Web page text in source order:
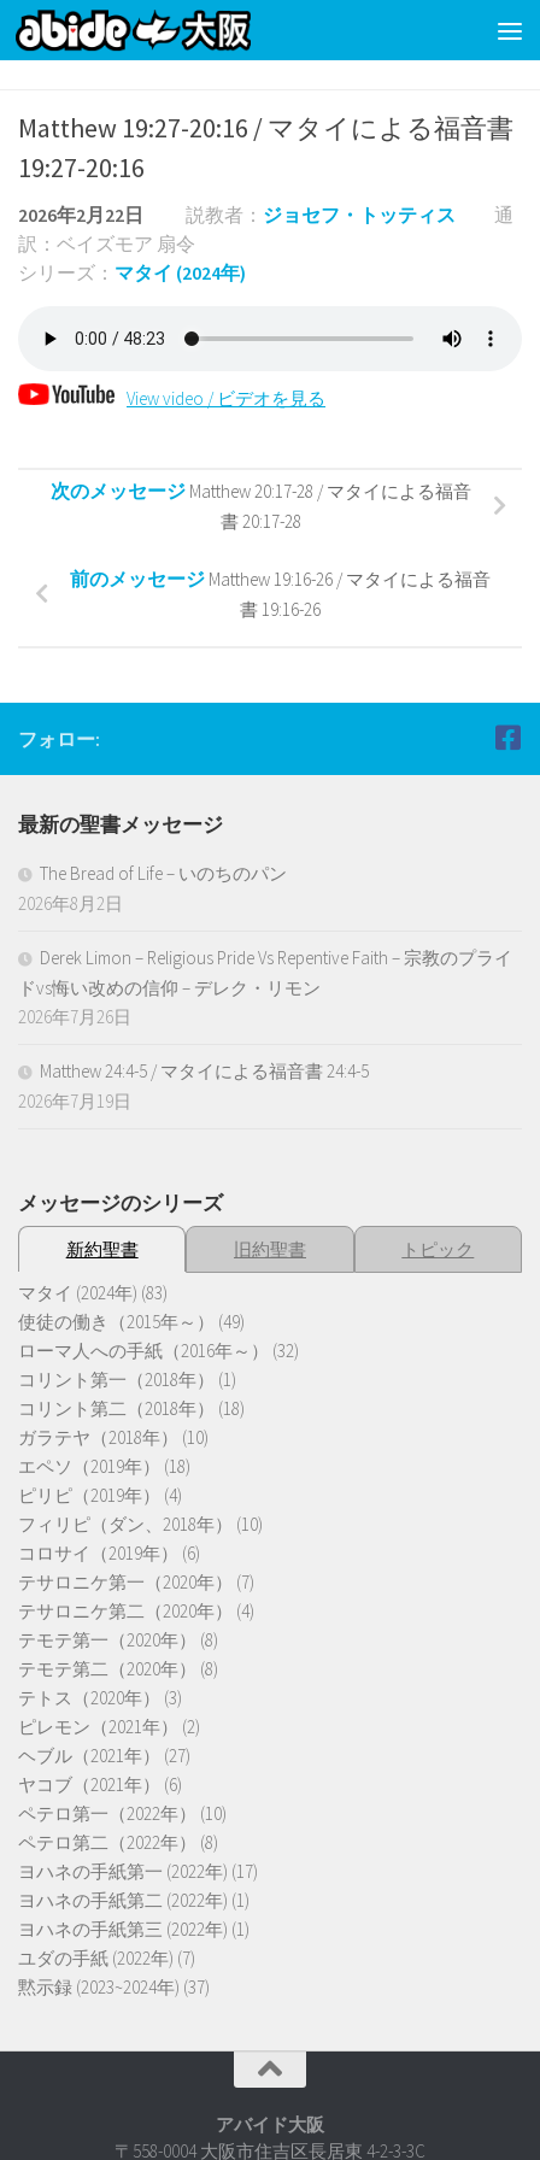
コンテンツの下
Matthew 19:27-20:16 / マタイによる福音書
19:27-20:16
2026年2月22日 説教者： ジョセフ・トッティス
通
訳：ベイズモア 扇令
シリーズ： マタイ (2024年)
View video / ビデオを見る
次のメッセージ Matthew 20:17-28 / マタイによる福音
書 20:17-28
前のメッセージ Matthew 19:16-26 / マタイによる福音
書 19:16-26
フォロー:
最新の聖書メッセージ
The Bread of Life – いのちのパン
2026年8月2日
Derek Limon – Religious Pride Vs Repentive Faith – 宗教のプライ
ドvs悔い改めの信仰 – デレク・リモン
2026年7月26日
Matthew 24:4-5 / マタイによる福音書 24:4-5
2026年7月19日
メッセージのシリーズ
新約聖書 旧約聖書
トピック
マタイ (2024年) (83)
使徒の働き（2015年～）
(49)
ローマ人への手紙（2016年～）
(32)
コリント第一（2018年）
(1)
コリント第二（2018年）
(18)
ガラテヤ（2018年）
(10)
エペソ（2019年）
(18)
ピリピ（2019年）
(4)
フィリピ（ダン、2018年）
(10)
コロサイ（2019年）
(6)
テサロニケ第一（2020年）
(7)
テサロニケ第二（2020年）
(4)
テモテ第一（2020年）
(8)
テモテ第二（2020年）
(8)
テトス（2020年）
(3)
ピレモン（2021年）
(2)
ヘブル（2021年）
(27)
ヤコブ（2021年）
(6)
ペテロ第一（2022年）
(10)
ペテロ第二（2022年）
(8)
ヨハネの手紙第一 (2022年) (17)
ヨハネの手紙第二 (2022年) (1)
ヨハネの手紙第三 (2022年) (1)
ユダの手紙 (2022年) (7)
黙示録 (2023~2024年) (37)
アバイド大阪
〒558-0004 大阪市住吉区長居東 4-2-3-3C